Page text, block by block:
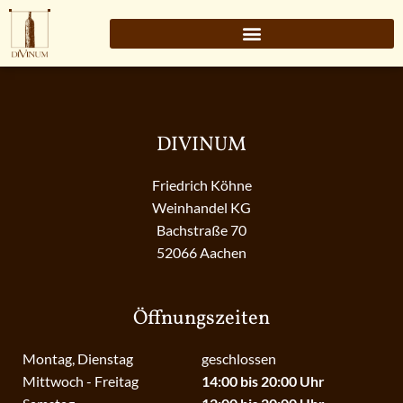
DIVINUM
Friedrich Köhne
Weinhandel KG
Bachstraße 70
52066 Aachen
Öffnungszeiten
Montag, Dienstag
Mittwoch - Freitag
geschlossen
14:00 bis 20:00 Uhr